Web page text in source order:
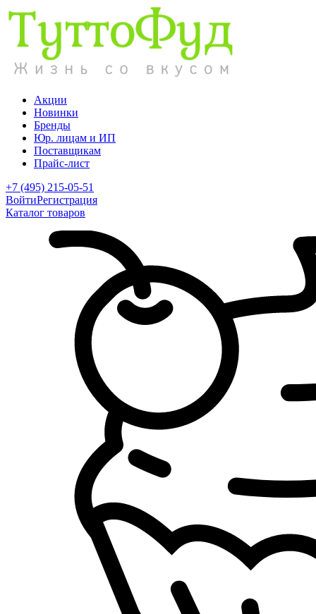
Акции
Новинки
Бренды
Юр. лицам и ИП
Поставщикам
Прайс-лист
+7 (495) 215-05-51
ВойтиРегистрация
Каталог товаров